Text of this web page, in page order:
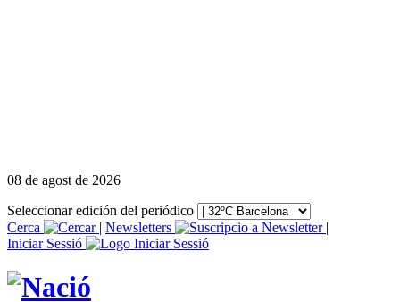
08 de agost de 2026
Seleccionar edición del periódico
Cerca
| Newsletters
|
Iniciar Sessió